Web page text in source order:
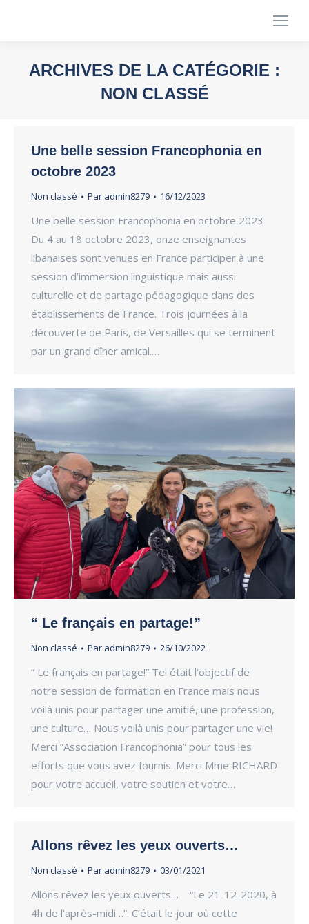
ARCHIVES DE LA CATÉGORIE :
NON CLASSÉ
Une belle session Francophonia en
octobre 2023
Non classé Par admin8279 16/12/2023
Une belle session Francophonia en octobre 2023
Du 4 au 18 octobre 2023, onze enseignantes
libanaises sont venues en France participer à une
session d’immersion linguistique mais aussi
culturelle et de partage pédagogique dans des
établissements de France. Trois journées à la
découverte de Paris, de Versailles qui se terminent
par un grand dîner amical.…
“ Le français en partage!”
Non classé Par admin8279 26/10/2022
“ Le français en partage!” Tel était l’objectif de
notre session de formation en France mais nous
voilà unis pour partager une amitié, une profession,
une culture… Nous voilà unis pour partager une vie!
Merci “Association Francophonia” pour tous les
efforts que vous avez fournis. Merci Mme RICHARD
pour votre accueil, votre soutien et votre…
Allons rêvez les yeux ouverts…
Non classé Par admin8279 03/01/2021
Allons rêvez les yeux ouverts… “Le 21-12-2020, à
4h de l’après-midi…”. C’était le jour où cette